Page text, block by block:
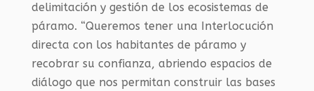
delimitación y gestión de los ecosistemas de
páramo. “Queremos tener una Interlocución
directa con los habitantes de páramo y
recobrar su confianza, abriendo espacios de
diálogo que nos permitan construir las bases